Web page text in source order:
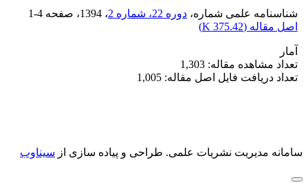
شناسنامه علمی شماره، دوره 22، شماره 2 ، 1394 ، صفحه 1-4
اصل مقاله (375.42 K
)
آمار
تعداد مشاهده مقاله: 1,303
تعداد دریافت فایل اصل مقاله: 1,005
سامانه مدیریت نشریات علمی. طراحی و پیاده سازی از سیناوب